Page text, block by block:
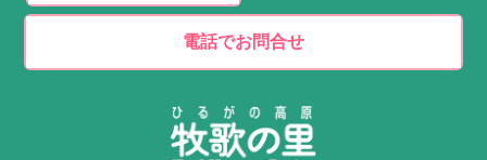
電話でお問合せ